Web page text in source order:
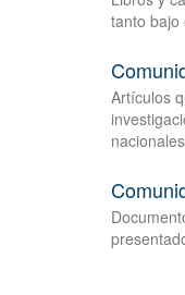
tanto bajo
Artículos